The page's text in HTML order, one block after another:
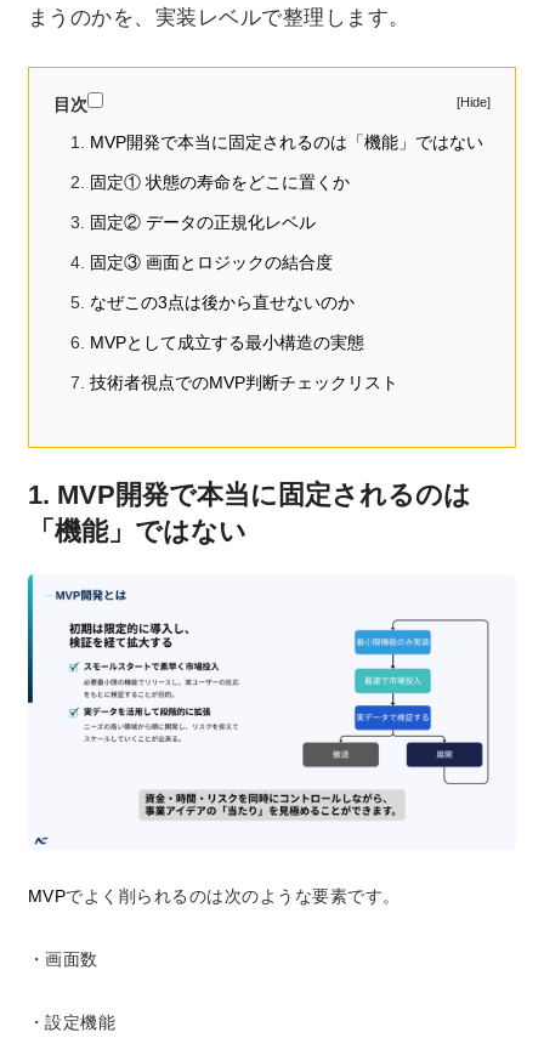
まうのかを、実装レベルで整理します。
目次
MVP開発で本当に固定されるのは「機能」ではない
固定① 状態の寿命をどこに置くか
固定② データの正規化レベル
固定③ 画面とロジックの結合度
なぜこの3点は後から直せないのか
MVPとして成立する最小構造の実態
技術者視点でのMVP判断チェックリスト
1. MVP開発で本当に固定されるのは
「機能」ではない
MVPでよく削られるのは次のような要素です。
・画面数
・設定機能